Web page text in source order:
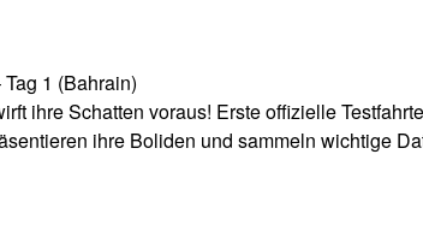
1 (Bahrain)
ihre Schatten voraus! Erste offizielle
ihre Boliden und sammeln wichtige